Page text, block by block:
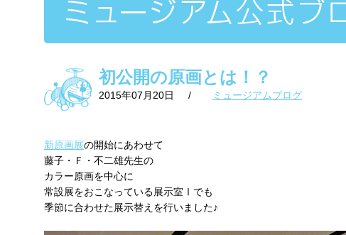
初公開の原画とは！？
2015年07月20日 / ミュージアムブログ
新原画展の開始にあわせて
藤子・Ｆ・不二雄先生の
カラー原画を中心に
常設展をおこなっている展示室Ⅰでも
季節に合わせた展示替えを行いました♪